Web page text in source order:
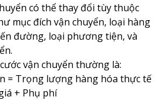
có thể thay đổi tùy thuộc
mục đích vận chuyển, loại hàng
đường, loại phương tiện, và
vận chuyển thường là:
= Trọng lượng hàng hóa thực tế
+ Phụ phí